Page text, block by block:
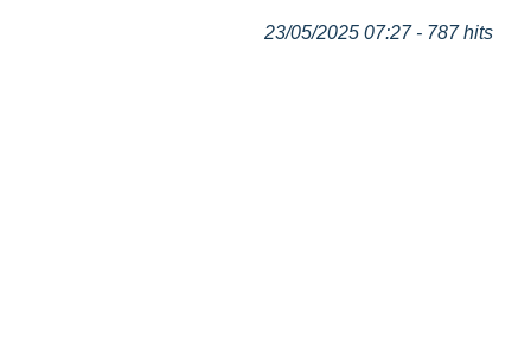
23/05/2025 07:27 - 787 hits